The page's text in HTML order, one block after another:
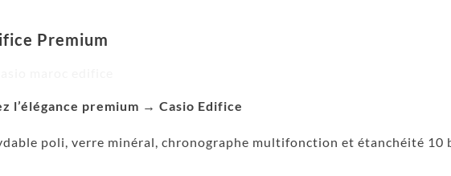
Premium
l’élégance premium → Casio Edifice
poli, verre minéral, chronographe multifonction et étanchéité 10